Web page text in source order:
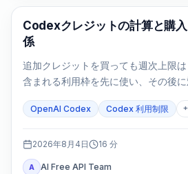
AI Development Tools
Codexクレジットの計算と購
係
追加クレジットを買っても週次上限は
含まれる利用枠を先に使い、その後
OpenAI Codex Codex 利用制限 +
2026年8月4日 16 分
A AI Free API Team